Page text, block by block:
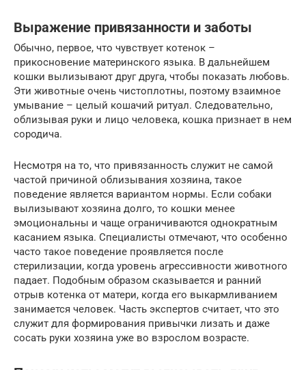
Выражение привязанности и заботы
Обычно, первое, что чувствует котeнок –
прикосновение материнского языка. В дальнейшем
кошки вылизывают друг друга, чтобы показать любовь.
Эти животные очень чистоплотны, поэтому взаимное
умывание – целый кошачий ритуал. Следовательно,
облизывая руки и лицо человека, кошка признаeт в нeм
сородича.
Несмотря на то, что привязанность служит не самой
частой причиной облизывания хозяина, такое
поведение является вариантом нормы. Если собаки
вылизывают хозяина долго, то кошки менее
эмоциональны и чаще ограничиваются однократным
касанием языка. Специалисты отмечают, что особенно
часто такое поведение проявляется после
стерилизации, когда уровень агрессивности животного
падает. Подобным образом сказывается и ранний
отрыв котeнка от матери, когда его выкармливанием
занимается человек. Часть экспертов считает, что это
служит для формирования привычки лизать и даже
сосать руки хозяина уже во взрослом возрасте.